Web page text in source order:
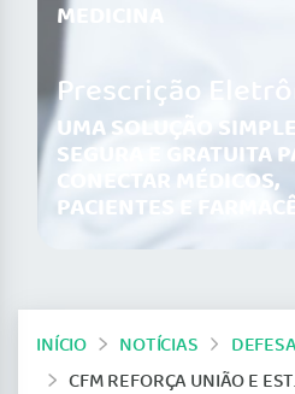
MEDICINA
Prescrição
UMA SOLUÇÃO
SEGURA E GRATUITA
CONECTAR MÉDICOS,
PACIENTES E
INÍCIO NOTÍCIAS
CFM REFORÇA UNIÃO E ESTRATÉGIA NACIONAL PELA APROVAÇÃO DA PROVA DE PROFICIÊNCIA MÉDICA NO SENADO